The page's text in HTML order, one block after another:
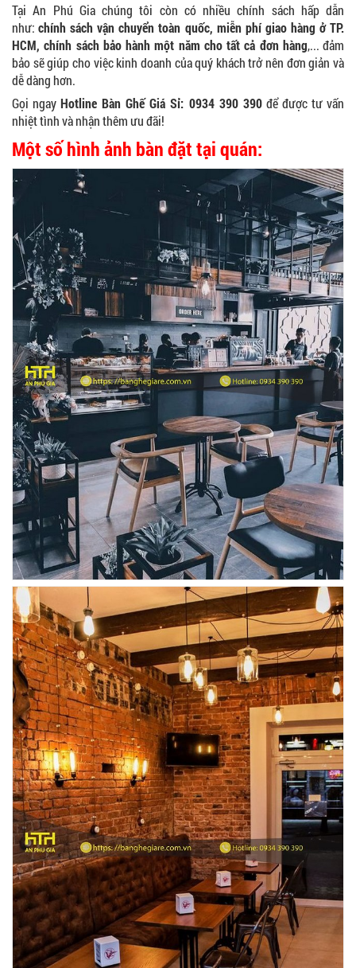
Tại An Phú Gia chúng tôi còn có nhiều chính sách hấp dẫn
như:chính sách vận chuyển toàn quốc, miễn phí giao hàng ở TP.
HCM, chính sách bảo hành một năm cho tất cả đơn hàng,... đảm
bảo sẽ giúp cho việc kinh doanh của quý khách trở nên đơn giản và
dễ dàng hơn.
Gọi ngayHotline Bàn Ghế Giá Sỉ: 0934 390 390để được tư vấn
nhiệt tình và nhận thêm ưu đãi!
Một số hình ảnh bàn đặt tại quán: